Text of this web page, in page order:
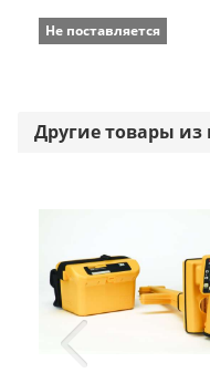
Не поставляется
Другие товары из